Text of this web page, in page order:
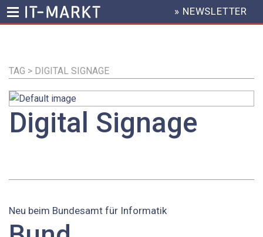
Inhalt
HEADER
MENU
» NEWSLETTER
TAG > DIGITAL SIGNAGE
Digital Signage
Neu beim Bundesamt für Informatik